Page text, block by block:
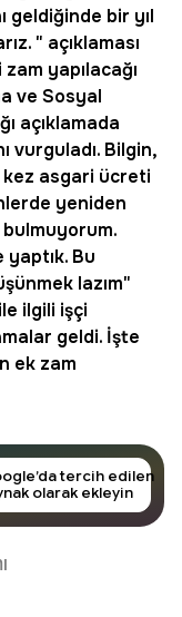
geldiğinde bir yıl
" açıklaması
yapılacağı
ve Sosyal
açıklamada
vurguladı. Bilgin,
asgari ücreti
yeniden
bulmuyorum.
Bu
lazım"
ilgili işçi
geldi. İşte
ek zam
tercih edilen
olarak ekleyin